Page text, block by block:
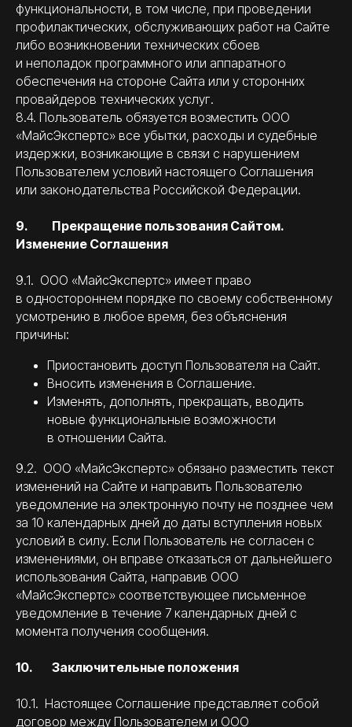
функциональности, в том числе, при проведении
профилактических, обслуживающих работ на Сайте
либо возникновении технических сбоев
и неполадок программного или аппаратного
обеспечения на стороне Сайта или у сторонних
провайдеров технических услуг.
8.4. Пользователь обязуется возместить ООО
«МайсЭкспертс» все убытки, расходы и судебные
издержки, возникающие в связи с нарушением
Пользователем условий настоящего Соглашения
или законодательства Российской Федерации.
9. Прекращение пользования Сайтом.
Изменение Соглашения
9.1. ООО «МайсЭкспертс» имеет право
в одностороннем порядке по своему собственному
усмотрению в любое время, без объяснения
причины:
Приостановить доступ Пользователя на Сайт.
Вносить изменения в Соглашение.
Изменять, дополнять, прекращать, вводить
новые функциональные возможности
в отношении Сайта.
9.2. ООО «МайсЭкспертс» обязано разместить текст
изменений на Сайте и направить Пользователю
уведомление на электронную почту не позднее чем
за 10 календарных дней до даты вступления новых
условий в силу. Если Пользователь не согласен с
изменениями, он вправе отказаться от дальнейшего
использования Сайта, направив ООО
«МайсЭкспертс» соответствующее письменное
уведомление в течение 7 календарных дней с
момента получения сообщения.
10. Заключительные положения
10.1. Настоящее Соглашение представляет собой
договор между Пользователем и ООО